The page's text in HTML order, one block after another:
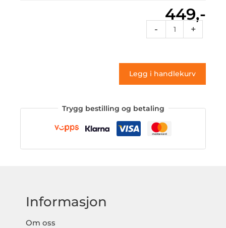
449,-
-
014
antall
+
Legg i handlekurv
Trygg bestilling og betaling
Informasjon
Om oss